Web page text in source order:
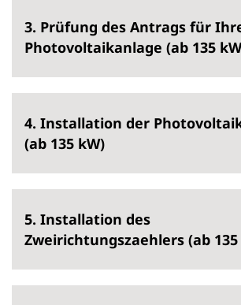
3. Prüfung des Antrags für
Photovoltaikanlage (ab 135
4. Installation der
(ab 135 kW)
5. Installation des
Zweirichtungszaehlers (ab 135